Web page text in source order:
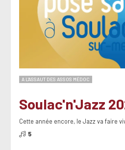
A L'ASSAUT DES ASSOS MÉDOC
Soulac'n'Jazz
Cette année encore, le Jazz va faire
5